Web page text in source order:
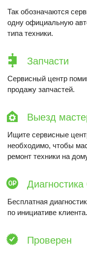
Так обозначаются
одну официальную
типа техники.
Запчасти
Сервисный центр
продажу запчастей.
Выезд
Ищите сервисные
необходимо, чтобы
ремонт техники на
Диагностика
Бесплатная
по инициативе клиента.
Проверен